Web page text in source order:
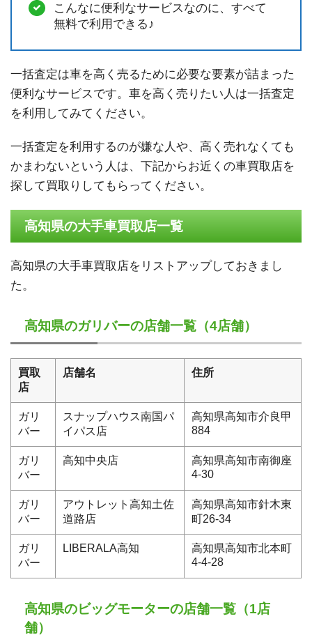
こんなに便利なサービスなのに、すべて
無料で利用できる♪
一括査定は車を高く売るために必要な要素が詰まった
便利なサービスです。車を高く売りたい人は一括査定
を利用してみてください。
一括査定を利用するのが嫌な人や、高く売れなくても
かまわないという人は、下記からお近くの車買取店を
探して買取りしてもらってください。
高知県の大手車買取店一覧
高知県の大手車買取店をリストアップしておきまし
た。
高知県のガリバーの店舗一覧（4店舗）
買取
店
店舗名 住所
ガリ
バー
スナップハウス南国パ
イパス店
高知県高知市介良甲
884
ガリ
バー
高知中央店
高知県高知市南御座
4-30
ガリ
バー
アウトレット高知土佐
道路店
高知県高知市針木東
町26-34
ガリ
バー
LIBERALA高知
高知県高知市北本町
4-4-28
高知県のビッグモーターの店舗一覧（1店
舗）